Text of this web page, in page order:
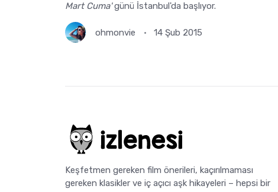
Mart Cuma'günü İstanbul'da başlıyor.
ohmonvie 14 Şub 2015
Keşfetmen gereken film önerileri, kaçırılmaması
gereken klasikler ve iç açıcı aşk hikayeleri – hepsi bir